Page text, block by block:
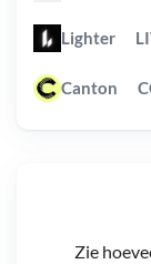
Zie
Lighter
Canton